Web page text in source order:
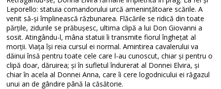
Leporello: statuia comandorului urcă amenințătoare scările. A
venit să-și împlinească răzbunarea. Flăcările se ridică din toate
părțile, zidurile se prăbușesc, ultima clipă a lui Don Giovanni a
sosit. Atingându-l, mâna statuii îi transmite fiorul înghețat al
morții. Viața își reia cursul ei normal. Amintirea cavalerului va
dăinui însă pentru toate cele care l-au cunoscut, chiar și pentru o
clipă doar, dăruirea; și în sufletul îndurerat al Donnei Elvira, și
chiar în acela al Donnei Anna, care îi cere logodnicului ei răgazul
unui an de gândire până la căsătorie.